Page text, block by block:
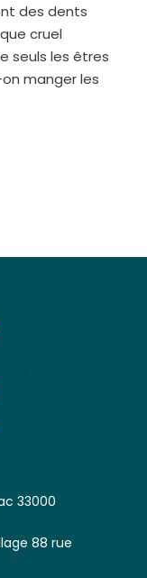
des dents
cruel
seuls les êtres
manger les
33000
88 rue